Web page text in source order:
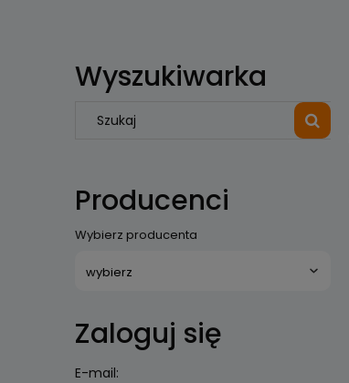
Wyszukiwarka
Producenci
Wybierz producenta
Zaloguj się
E-mail: